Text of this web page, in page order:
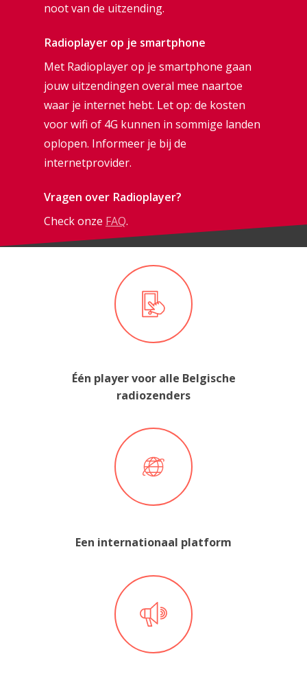
noot van de uitzending.
Radioplayer op je smartphone
Met Radioplayer op je smartphone gaan
jouw uitzendingen overal mee naartoe
waar je internet hebt. Let op: de kosten
voor wifi of 4G kunnen in sommige landen
oplopen. Informeer je bij de
internetprovider.
Vragen over Radioplayer?
Check onze FAQ.
Één player voor alle Belgische
radiozenders
Een internationaal platform